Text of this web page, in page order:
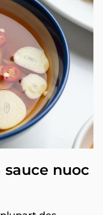
sauce nuoc